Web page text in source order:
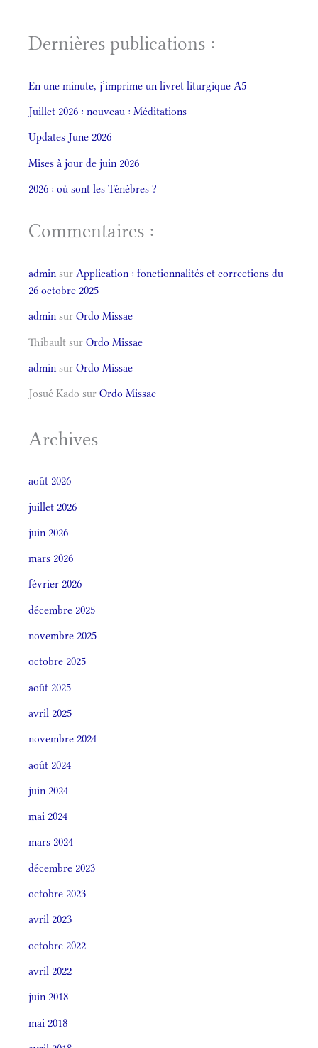
Dernières publications :
En une minute, j’imprime un livret liturgique A5
Juillet 2026 : nouveau : Méditations
Updates June 2026
Mises à jour de juin 2026
2026 : où sont les Ténèbres ?
Commentaires :
admin sur Application : fonctionnalités et corrections du
26 octobre 2025
admin sur Ordo Missae
Thibault sur Ordo Missae
admin sur Ordo Missae
Josué Kado sur Ordo Missae
Archives
août 2026
juillet 2026
juin 2026
mars 2026
février 2026
décembre 2025
novembre 2025
octobre 2025
août 2025
avril 2025
novembre 2024
août 2024
juin 2024
mai 2024
mars 2024
décembre 2023
octobre 2023
avril 2023
octobre 2022
avril 2022
juin 2018
mai 2018